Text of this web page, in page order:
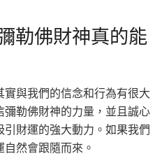
勒佛財神真的能
與我們的信念和行為有很大
勒佛財神的力量，並且誠心
財運的強大動力。如果我們
然會跟隨而來。